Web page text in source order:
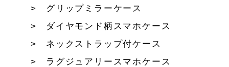
グリップミラーケース
ダイヤモンド柄スマホケース
ネックストラップ付ケース
ラグジュアリースマホケース